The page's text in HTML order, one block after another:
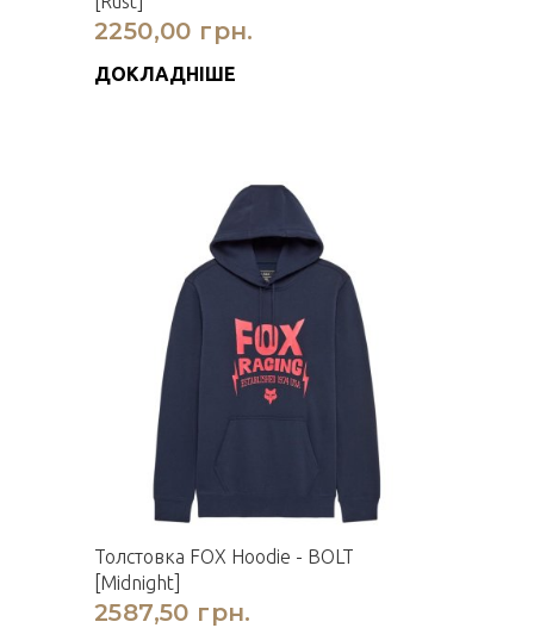
2250,00 грн.
ДОКЛАДНІШЕ
Толстовка FOX Hoodie - BOLT
[Midnight]
2587,50 грн.